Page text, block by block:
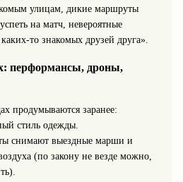
улицам, дикие маршруты
на матч, невероятные
то знакомых друзей друга».
перформансы, дроны,
продумываются заранее:
стиль одежды.
снимают выездные марши и
(по закону не везде можно,